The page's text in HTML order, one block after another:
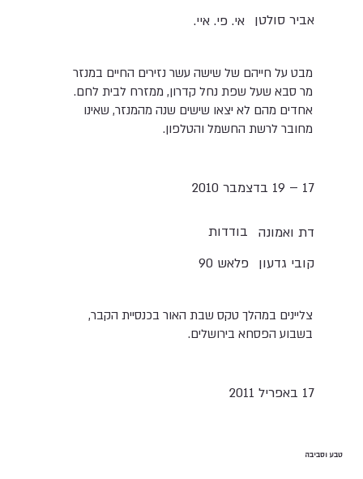
טבע וסביבה
אי. פי. איי. אביר סולטן
מבט על חייהם של שישה עשר נזירים החיים במנזר
מר סבא שעל שפת נחל קדרון, ממזרח לבית לחם.
אחדים מהם לא יצאו שישים שנה מהמנזר, שאינו
מחובר לרשת החשמל והטלפון.
17 – 19 בדצמבר 2010
בודדות
דת ואמונה
פלאש 90 קובי גדעון
צליינים במהלך טקס שבת האור בכנסיית הקבר,
בשבוע הפסחא בירושלים.
17 באפריל 2011